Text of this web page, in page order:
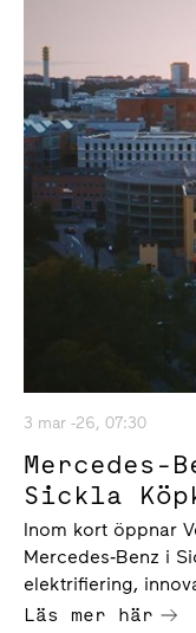
3 mar -26, 07:30
Mercedes-
Sickla
Inom kort öppnar
Mercedes‑Benz i
elektrifiering,
Läs mer här